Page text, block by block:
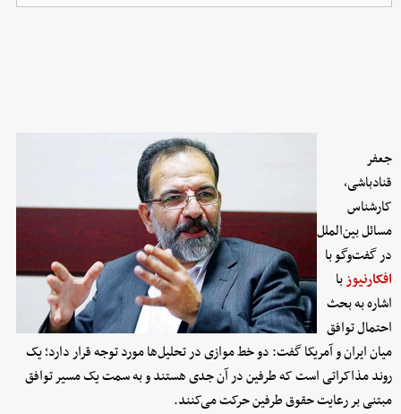
جعفر
قنادباشی،
کارشناس
مسائل بین‌الملل
در گفت‌وگو با
افکارنیوزبا
اشاره به بحث
احتمال توافق
میان ایران و آمریکا گفت: دو خط موازی در تحلیل‌ها مورد توجه قرار دارد؛ یک
روند مذاکراتی است که طرفین در آن جدی هستند و به سمت یک مسیر توافق
مبتنی بر رعایت حقوق طرفین حرکت می‌کنند.